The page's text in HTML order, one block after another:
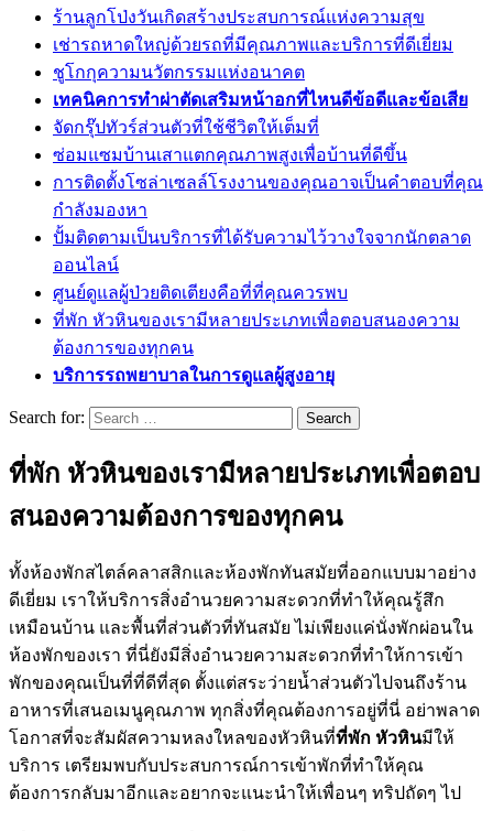
ร้านลูกโป่งวันเกิดสร้างประสบการณ์แห่งความสุข
เช่ารถหาดใหญ่ด้วยรถที่มีคุณภาพและบริการที่ดีเยี่ยม
ชูโกกุความนวัตกรรมแห่งอนาคต
เทคนิคการทำผ่าตัดเสริมหน้าอกที่ไหนดีข้อดีและข้อเสีย
จัดกรุ๊ปทัวร์ส่วนตัวที่ใช้ชีวิตให้เต็มที่
ซ่อมแซมบ้านเสาแตกคุณภาพสูงเพื่อบ้านที่ดีขึ้น
การติดตั้งโซล่าเซลล์โรงงานของคุณอาจเป็นคำตอบที่คุณ
กำลังมองหา
ปั้มติดตามเป็นบริการที่ได้รับความไว้วางใจจากนักตลาด
ออนไลน์
ศูนย์ดูแลผู้ป่วยติดเตียงคือที่ที่คุณควรพบ
ที่พัก หัวหินของเรามีหลายประเภทเพื่อตอบสนองความ
ต้องการของทุกคน
บริการรถพยาบาลในการดูแลผู้สูงอายุ
Search for:
ที่พัก หัวหินของเรามีหลายประเภทเพื่อตอบ
สนองความต้องการของทุกคน
ทั้งห้องพักสไตล์คลาสสิกและห้องพักทันสมัยที่ออกแบบมาอย่าง
ดีเยี่ยม เราให้บริการสิ่งอำนวยความสะดวกที่ทำให้คุณรู้สึก
เหมือนบ้าน และพื้นที่ส่วนตัวที่ทันสมัย ไม่เพียงแค่นั่งพักผ่อนใน
ห้องพักของเรา ที่นี่ยังมีสิ่งอำนวยความสะดวกที่ทำให้การเข้า
พักของคุณเป็นที่ที่ดีที่สุด ตั้งแต่สระว่ายน้ำส่วนตัวไปจนถึงร้าน
อาหารที่เสนอเมนูคุณภาพ ทุกสิ่งที่คุณต้องการอยู่ที่นี่ อย่าพลาด
โอกาสที่จะสัมผัสความหลงใหลของหัวหินที่ที่พัก หัวหินมีให้
บริการ เตรียมพบกับประสบการณ์การเข้าพักที่ทำให้คุณ
ต้องการกลับมาอีกและอยากจะแนะนำให้เพื่อนๆ ทริปถัดๆ ไป